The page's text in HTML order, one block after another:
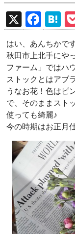
X
F
a
ce
b
o
o
k
H
at
e
n
a
はい、あんちかです
秋田市上北手にや
ファーム」ではハ
ストックとはアブ
うなお花！色はピ
で、そのままスト
使っても綺麗♪
今の時期はお正月